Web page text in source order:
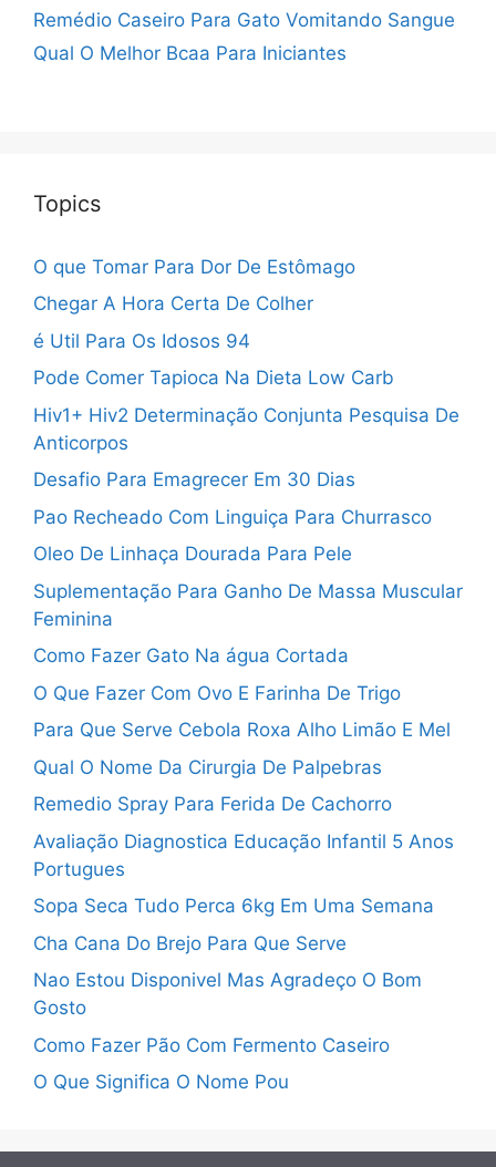
Remédio Caseiro Para Gato Vomitando Sangue
Qual O Melhor Bcaa Para Iniciantes
Topics
O que Tomar Para Dor De Estômago
Chegar A Hora Certa De Colher
é Util Para Os Idosos 94
Pode Comer Tapioca Na Dieta Low Carb
Hiv1+ Hiv2 Determinação Conjunta Pesquisa De
Anticorpos
Desafio Para Emagrecer Em 30 Dias
Pao Recheado Com Linguiça Para Churrasco
Oleo De Linhaça Dourada Para Pele
Suplementação Para Ganho De Massa Muscular
Feminina
Como Fazer Gato Na água Cortada
O Que Fazer Com Ovo E Farinha De Trigo
Para Que Serve Cebola Roxa Alho Limão E Mel
Qual O Nome Da Cirurgia De Palpebras
Remedio Spray Para Ferida De Cachorro
Avaliação Diagnostica Educação Infantil 5 Anos
Portugues
Sopa Seca Tudo Perca 6kg Em Uma Semana
Cha Cana Do Brejo Para Que Serve
Nao Estou Disponivel Mas Agradeço O Bom
Gosto
Como Fazer Pão Com Fermento Caseiro
O Que Significa O Nome Pou